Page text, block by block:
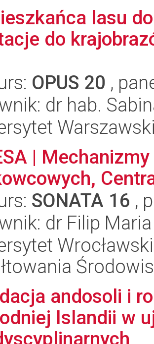
lasu
do
OPUS 20 ,
dr hab.
|
SONATA 16 ,
dr Filip
andosoli i
Islandii w